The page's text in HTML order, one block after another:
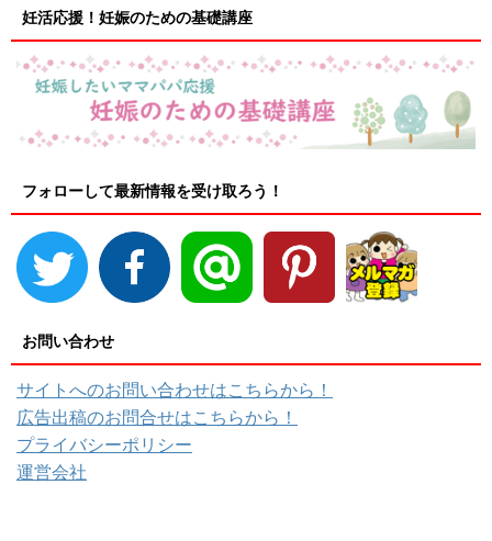
妊活応援！妊娠のための基礎講座
フォローして最新情報を受け取ろう！
お問い合わせ
サイトへのお問い合わせはこちらから！
広告出稿のお問合せはこちらから！
プライバシーポリシー
運営会社